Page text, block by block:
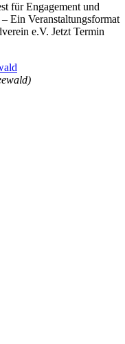
für Engagement und
Ein Veranstaltungsformat
e.V. Jetzt Termin